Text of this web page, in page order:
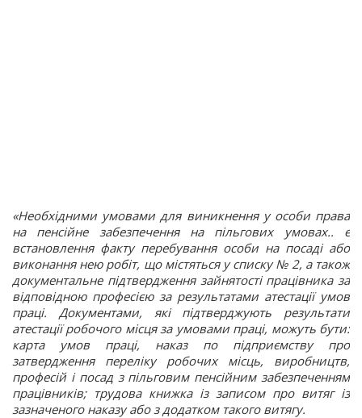
«Необхідними умовами для виникнення у особи права
на пенсійне забезпечення на пільгових умовах..
є
встановлення факту перебування особи на посаді або
виконання нею робіт, що містяться у списку № 2, а також
документальне підтвердження зайнятості працівника за
відповідною професією за результатами атестації умов
праці.
Документами, які підтверджують результати
атестації робочого місця за умовами праці, можуть бути:
карта умов праці, наказ по підприємству про
затвердження переліку робочих місць, виробництв,
професій і посад з пільговим пенсійним забезпеченням
працівників; трудова книжка із записом про витяг із
зазначеного наказу або з додатком такого витягу.